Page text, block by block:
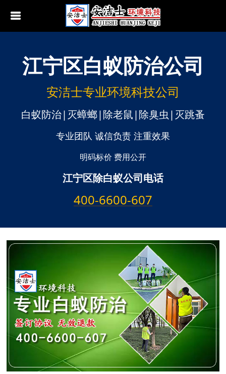
行业动态
南京白蚁防治
江阴白蚁防治
太仓白蚁防治
常州白蚁防治
溧阳白蚁防治
南通白蚁防治
如东白蚁防治
江宁区白蚁防治公司
安洁士专业环境科技公司
白蚁防治|灭蟑螂|除老鼠|除臭虫|灭跳蚤
专业团队 诚信负责 注重效果
明码标价 费用公开
江宁区除白蚁公司电话
400-6600-607